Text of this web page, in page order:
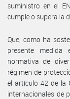
suministro en el
cumple o supera la
Que, como ha
presente medida
normativa de
régimen de
el artículo 42 de la
internacionales de